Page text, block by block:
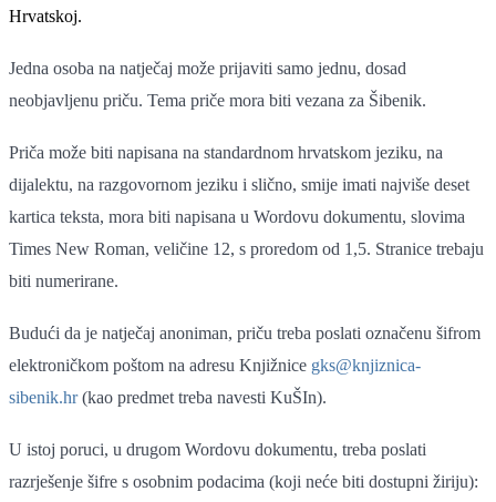
Hrvatskoj.
Jedna osoba na natječaj može prijaviti samo jednu, dosad
neobjavljenu priču. Tema priče mora biti vezana za Šibenik.
Priča može biti napisana na standardnom hrvatskom jeziku, na
dijalektu, na razgovornom jeziku i slično, smije imati najviše deset
kartica teksta, mora biti napisana u Wordovu dokumentu, slovima
Times New Roman, veličine 12, s proredom od 1,5. Stranice trebaju
biti numerirane.
Budući da je natječaj anoniman, priču treba poslati označenu šifrom
elektroničkom poštom na adresu Knjižnice gks@knjiznica-
sibenik.hr(kao predmet treba navesti KuŠIn).
U istoj poruci, u drugom Wordovu dokumentu, treba poslati
razrješenje šifre s osobnim podacima (koji neće biti dostupni žiriju):